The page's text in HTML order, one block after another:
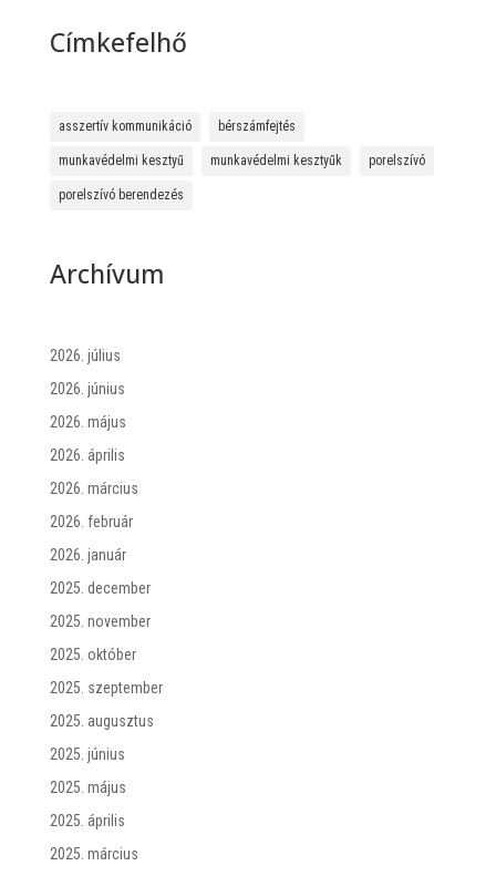
Címkefelhő
asszertív kommunikáció bérszámfejtés
munkavédelmi kesztyű munkavédelmi kesztyűk porelszívó
porelszívó berendezés
Archívum
2026. július
2026. június
2026. május
2026. április
2026. március
2026. február
2026. január
2025. december
2025. november
2025. október
2025. szeptember
2025. augusztus
2025. június
2025. május
2025. április
2025. március